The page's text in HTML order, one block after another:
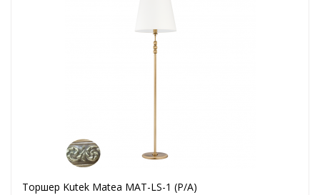
Торшер Kutek Matea MAT-LS-1 (P/A)